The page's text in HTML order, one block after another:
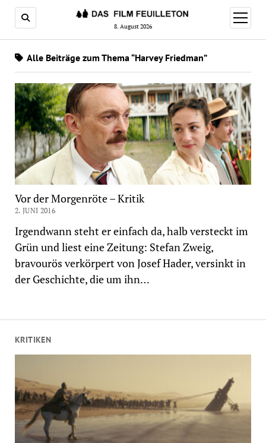
8. August 2026
Menü
öffnen
KRITIKEN
Alle Beiträge zum Thema “Harvey Friedman”
Vor der Morgenröte – Kritik
2. JUNI 2016
Irgendwann steht er einfach da, halb versteckt im
Grün und liest eine Zeitung: Stefan Zweig,
bravourös verkörpert von Josef Hader, versinkt in
der Geschichte, die um ihn…